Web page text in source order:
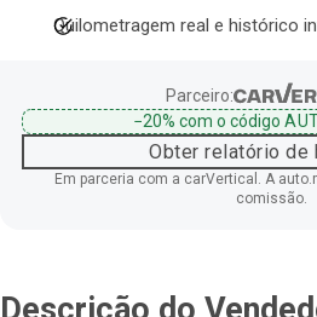
Quilometragem real e histórico
Parceiro:
−20%com o código
Obter relatório de
Em parceria com a carVertical. A
comissão.